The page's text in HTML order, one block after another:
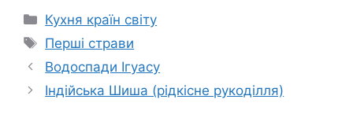
Категорії
Кухня країн світу
Позначки
Перші страви
Водоспади Ігуасу
Індійська Шиша (рідкісне рукоділля)